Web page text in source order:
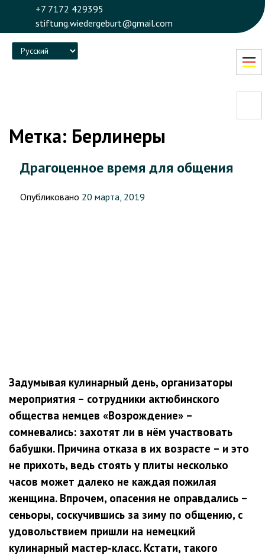
+7 7172 429395
stiftung.wiedergeburt@gmail.com
Language
Метка: Берлинеры
Драгоценное время для общения
Опубликовано 20 марта, 2019
Задумывая кулинарный день, организаторы
мероприятия – сотрудники актюбинского
общества немцев «Возрождение» –
сомневались: захотят ли в нём участвовать
бабушки. Причина отказа в их возрасте – и это
не прихоть, ведь стоять у плиты несколько
часов может далеко не каждая пожилая
женщина. Впрочем, опасения не оправдались –
сеньоры, соскучившись за зиму по общению, с
удовольствием пришли на немецкий
кулинарный мастер-класс. Кстати, такого